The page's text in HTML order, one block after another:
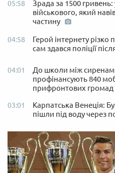
05:58
Зрада за 1500
військового, який
частину
04:58
Герой інтернету різко
сам здався поліції
04:01
До школи між
профінансують 840
прифронтових громад
03:01
Карпатська Венеція:
пішли під воду через